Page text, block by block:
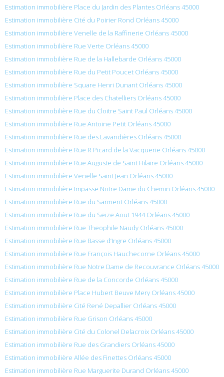
Estimation immobilière Place du Jardin des Plantes Orléans 45000
Estimation immobilière Cité du Poirier Rond Orléans 45000
Estimation immobilière Venelle de la Raffinerie Orléans 45000
Estimation immobilière Rue Verte Orléans 45000
Estimation immobilière Rue de la Hallebarde Orléans 45000
Estimation immobilière Rue du Petit Poucet Orléans 45000
Estimation immobilière Square Henri Dunant Orléans 45000
Estimation immobilière Place des Chatelliers Orléans 45000
Estimation immobilière Rue du Cloitre Saint Paul Orléans 45000
Estimation immobilière Rue Antoine Petit Orléans 45000
Estimation immobilière Rue des Lavandières Orléans 45000
Estimation immobilière Rue R Picard de la Vacquerie Orléans 45000
Estimation immobilière Rue Auguste de Saint Hilaire Orléans 45000
Estimation immobilière Venelle Saint Jean Orléans 45000
Estimation immobilière Impasse Notre Dame du Chemin Orléans 45000
Estimation immobilière Rue du Sarment Orléans 45000
Estimation immobilière Rue du Seize Aout 1944 Orléans 45000
Estimation immobilière Rue Theophile Naudy Orléans 45000
Estimation immobilière Rue Basse d’Ingre Orléans 45000
Estimation immobilière Rue François Hauchecorne Orléans 45000
Estimation immobilière Rue Notre Dame de Recouvrance Orléans 45000
Estimation immobilière Rue de la Concorde Orléans 45000
Estimation immobilière Place Hubert Beuve Mery Orléans 45000
Estimation immobilière Cité René Depallier Orléans 45000
Estimation immobilière Rue Grison Orléans 45000
Estimation immobilière Cité du Colonel Delacroix Orléans 45000
Estimation immobilière Rue des Grandiers Orléans 45000
Estimation immobilière Allée des Finettes Orléans 45000
Estimation immobilière Rue Marguerite Durand Orléans 45000